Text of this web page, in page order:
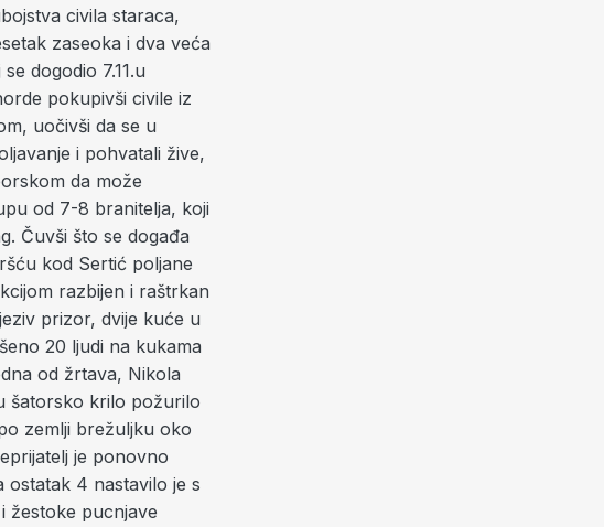
civila staraca,
zaseoka i dva veća
dogodio 7.11.u
pokupivši civile iz
uočivši da se u
i pohvatali žive,
da može
od 7-8 branitelja, koji
Čuvši što se događa
kod Sertić poljane
razbijen i raštrkan
prizor, dvije kuće u
20 ljudi na kukama
od žrtava, Nikola
šatorsko krilo požurilo
zemlji brežuljku oko
je ponovno
ostatak 4 nastavilo je s
žestoke pucnjave